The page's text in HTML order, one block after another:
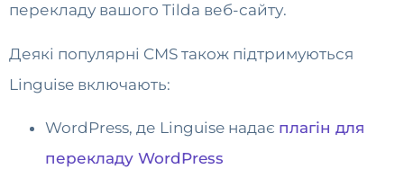
перекладу вашого Tilda веб-сайту.
Деякі популярні CMS також підтримуються
Linguise включають:
WordPress, де Linguise надає плагін для
перекладу WordPress